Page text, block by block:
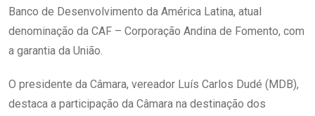
Banco de Desenvolvimento da América Latina, atual
denominação da CAF – Corporação Andina de Fomento, com
a garantia da União.
O presidente da Câmara, vereador Luís Carlos Dudé (MDB),
destaca a participação da Câmara na destinação dos